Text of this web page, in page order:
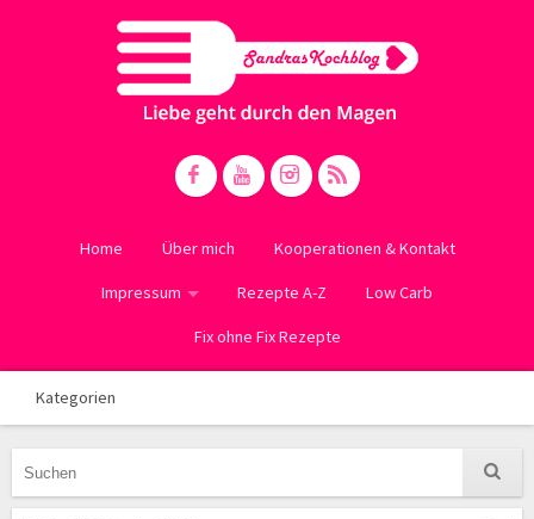
Home Über mich Kooperationen & Kontakt
Impressum Rezepte A-Z Low Carb
Fix ohne Fix Rezepte
Kategorien